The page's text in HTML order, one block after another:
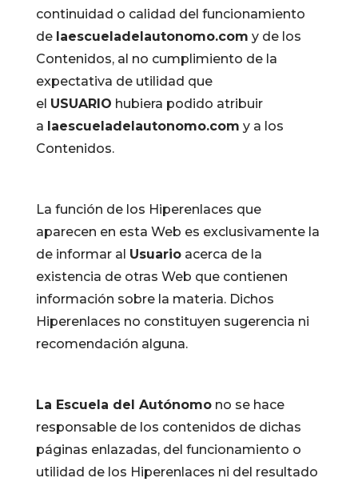
continuidad o calidad del funcionamiento
de laescueladelautonomo.com y de los
Contenidos, al no cumplimiento de la
expectativa de utilidad que
el USUARIO hubiera podido atribuir
a laescueladelautonomo.com y a los
Contenidos.
La función de los Hiperenlaces que
aparecen en esta Web es exclusivamente la
de informar al Usuarioacerca de la
existencia de otras Web que contienen
información sobre la materia. Dichos
Hiperenlaces no constituyen sugerencia ni
recomendación alguna.
La Escuela del Autónomono se hace
responsable de los contenidos de dichas
páginas enlazadas, del funcionamiento o
utilidad de los Hiperenlaces ni del resultado